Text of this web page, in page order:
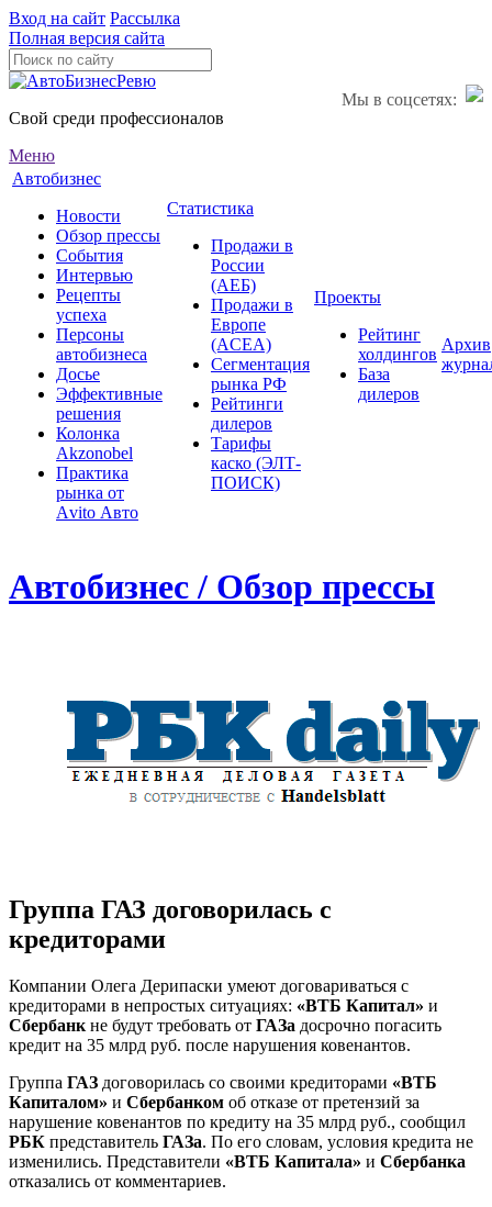
Вход на сайт Рассылка
Полная версия сайта
Мы в соцсетях:
Свой среди профессионалов
Меню
Автобизнес
Новости
Обзор прессы
События
Интервью
Рецепты
успеха
Персоны
автобизнеса
Досье
Эффективные
решения
Колонка
Akzonobel
Практика
рынка от
Аvito Авто
Статистика
Продажи в
России
(АЕБ)
Продажи в
Европе
(ACEA)
Сегментация
рынка РФ
Рейтинги
дилеров
Тарифы
каско (ЭЛТ-
ПОИСК)
Проекты
Рейтинг
холдингов
База
дилеров
Архив
Автобизнес / Обзор прессы
Группа ГАЗ договорилась с
кредиторами
Компании Олега Дерипаски умеют договариваться с
кредиторами в непростых ситуациях: «ВТБ Капитал» и
Сбербанк не будут требовать от ГАЗа досрочно погасить
кредит на 35 млрд руб. после нарушения ковенантов.
Группа ГАЗ договорилась со своими кредиторами «ВТБ
Капиталом» и Сбербанком об отказе от претензий за
нарушение ковенантов по кредиту на 35 млрд руб., сообщил
РБК представитель ГАЗа. По его словам, условия кредита не
изменились. Представители «ВТБ Капитала» и Сбербанка
отказались от комментариев.